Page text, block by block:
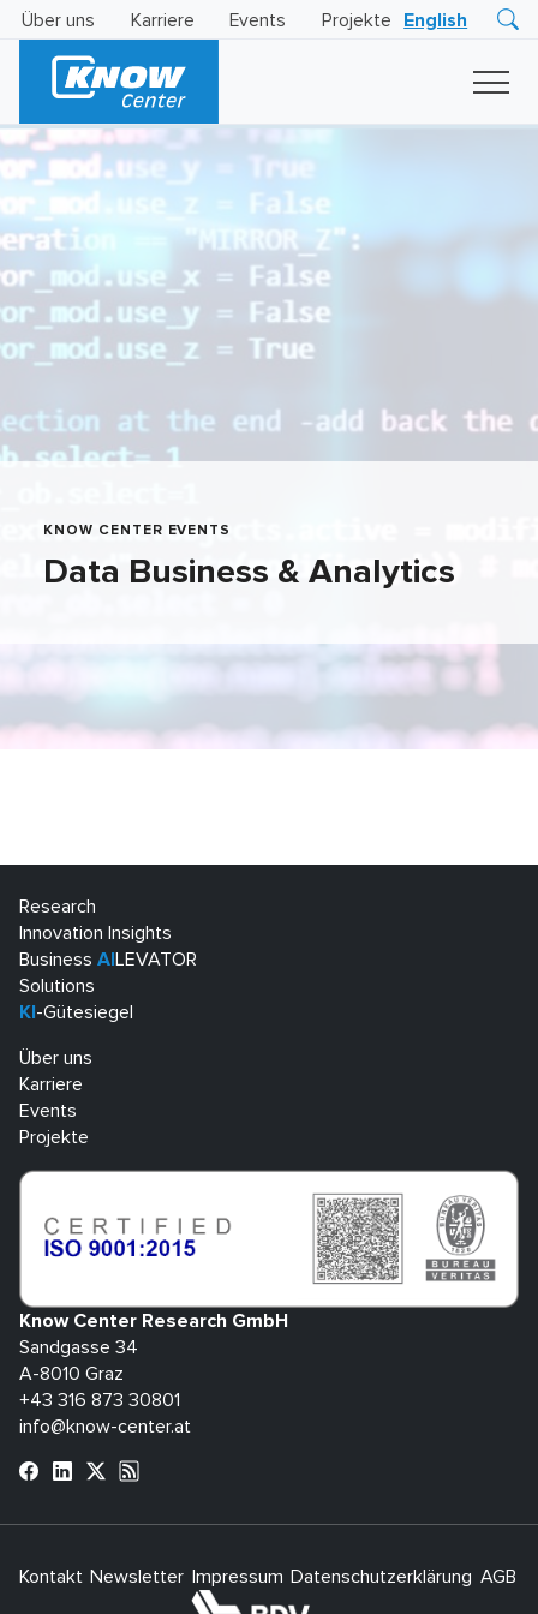
Über uns Karriere Events Projekte English
Solutions
KNOW CENTER EVENTS
Data Business & Analytics
Research
Innovation Insights
Business AI LEVATOR
Solutions
KI -Gütesiegel
Über uns
Karriere
Events
Projekte
Know Center Research GmbH
Sandgasse 34
A-8010 Graz
+43 316 873 30801
info@know-center.at
Kontakt Newsletter Impressum Datenschutzerklärung AGB
bdva